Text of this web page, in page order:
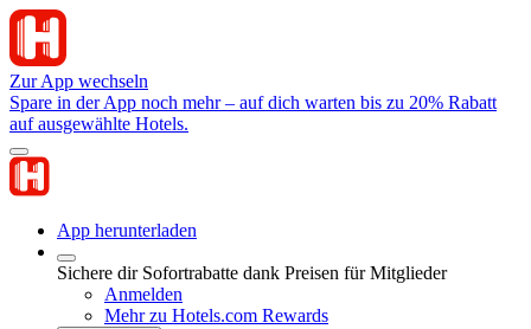
Zur App wechseln
Spare in der App noch mehr – auf dich warten bis zu 20% Rabatt
auf ausgewählte Hotels.
App herunterladen
Sichere dir Sofortrabatte dank Preisen für Mitglieder
Anmelden
Mehr zu Hotels.com Rewards